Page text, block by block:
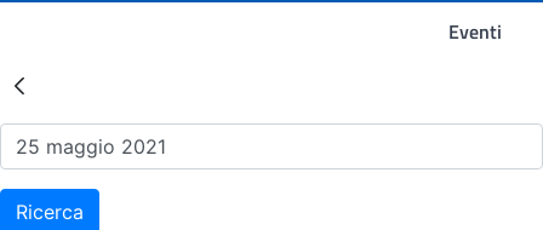
Eventi
Risultati della Ricerca -
Ricerca